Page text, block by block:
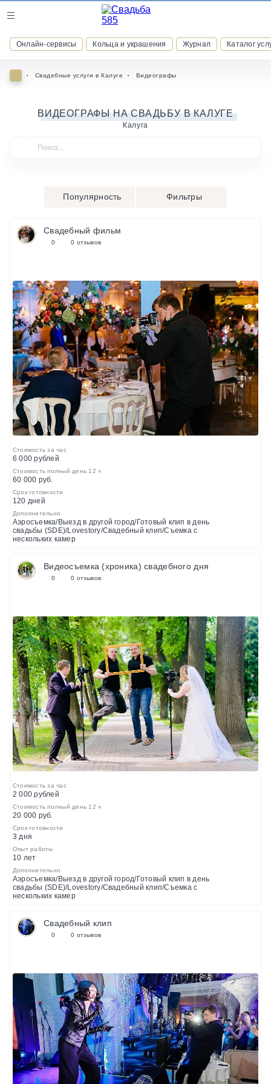
Онлайн-сервисы Кольца и украшения Журнал Каталог
ВСТУПАЙТЕ В КЛУБ ПРИВИЛЕГИЙ
Свадебные услуги в Калуге Видеографы
ВИДЕОГРАФЫ НА СВАДЬБУ В КАЛУГЕ
Калуга
Популярность Фильтры
Свадебный фильм
0 0 отзывов
Стоимость за час
6 000 рублей
Стоимость полный день 12 ч
60 000 руб.
Срок готовности
120 дней
Дополнительно
Аэросъемка/Выезд в другой город/Готовый клип в день
свадьбы (SDE)/Lovestory/Свадебный клип/Съемка с
нескольких камер
Видеосъемка (хроника) свадебного дня
0 0 отзывов
Стоимость за час
2 000 рублей
Стоимость полный день 12 ч
20 000 руб.
Срок готовности
3 дня
Опыт работы
10 лет
Дополнительно
Аэросъемка/Выезд в другой город/Готовый клип в день
свадьбы (SDE)/Lovestory/Свадебный клип/Съемка с
нескольких камер
Свадебный клип
0 0 отзывов